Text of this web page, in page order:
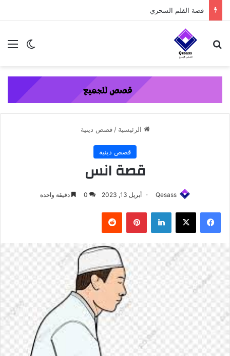
content
قصة القلم السحري
الوضع بحث عن
الرئيسية / قصص دينية
قصص دينية
قصة انس
Qesass أبريل 13, 2023 0 دقيقة واحدة
فيسبوك ‫X لينكدإن بينتيريست